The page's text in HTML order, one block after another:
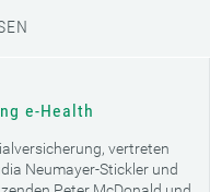
e-Health
vertreten
Neumayer-Stickler und